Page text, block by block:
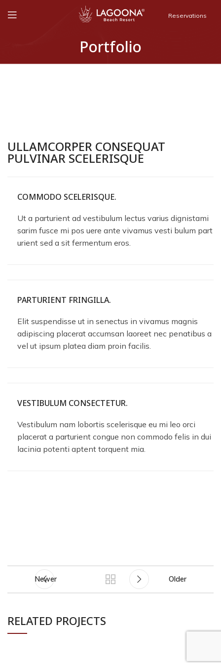
Reservations
Portfolio
ULLAMCORPER CONSEQUAT
PULVINAR SCELERISQUE
COMMODO SCELERISQUE.
Ut a parturient ad vestibulum lectus varius dignistami
sarim fusce mi pos uere ante vivamus vesti bulum part
urient sed a sit fermentum eros.
PARTURIENT FRINGILLA.
Elit suspendisse ut in senectus in vivamus magnis
adipiscing placerat accumsan laoreet nec penatibus a
vel ut ipsum platea diam proin facilis.
VESTIBULUM CONSECTETUR.
Vestibulum nam lobortis scelerisque eu mi leo orci
placerat a parturient congue non commodo felis in dui
lacinia potenti aptent torquent mia.
Newer Older
RELATED PROJECTS